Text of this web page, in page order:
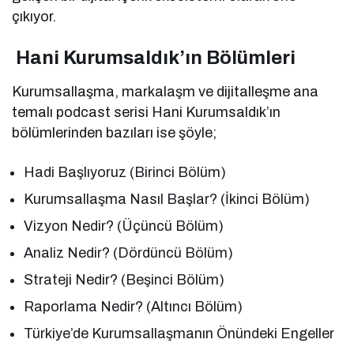
çıkıyor.
Hani Kurumsaldık’ın Bölümleri
Kurumsallaşma, markalaşm ve dijitalleşme ana
temalı podcast serisi Hani Kurumsaldık’ın
bölümlerinden bazıları ise şöyle;
Hadi Başlıyoruz (Birinci Bölüm)
Kurumsallaşma Nasıl Başlar? (İkinci Bölüm)
Vizyon Nedir? (Üçüncü Bölüm)
Analiz Nedir? (Dördüncü Bölüm)
Strateji Nedir? (Beşinci Bölüm)
Raporlama Nedir? (Altıncı Bölüm)
Türkiye’de Kurumsallaşmanın Önündeki Engeller